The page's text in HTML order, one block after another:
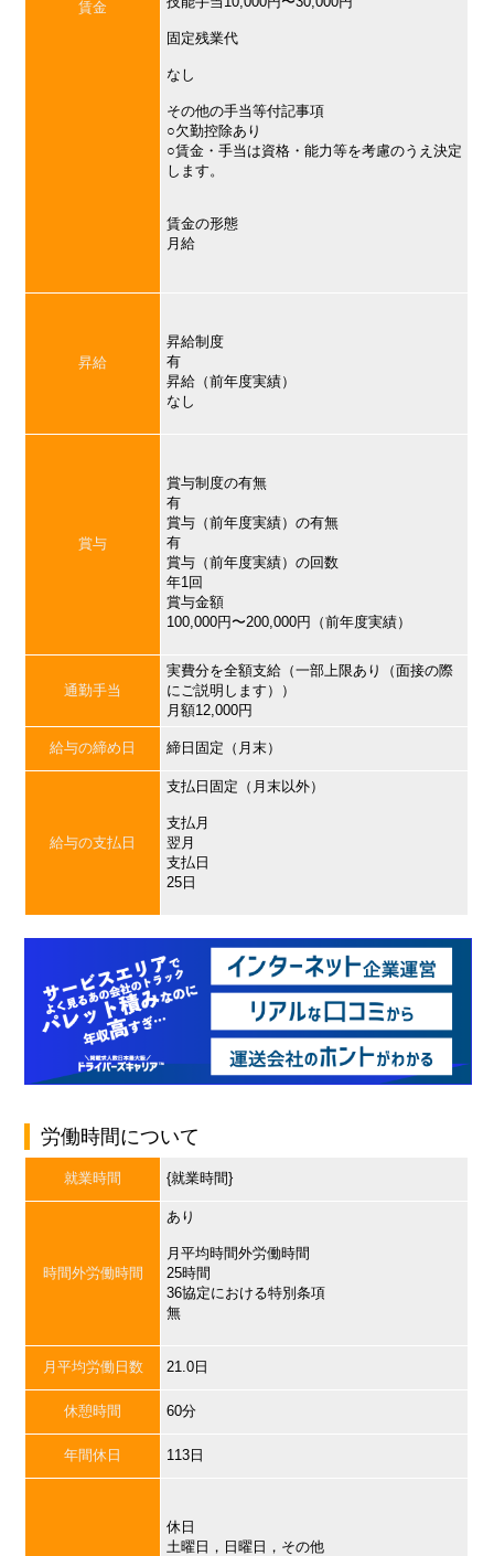
賃金
固定残業代
なし
その他の手当等付記事項
○欠勤控除あり
○賃金・手当は資格・能力等を考慮のうえ決定
します。
賃金の形態
月給
昇給
昇給制度
有
昇給（前年度実績）
なし
賞与
賞与制度の有無
有
賞与（前年度実績）の有無
有
賞与（前年度実績）の回数
年1回
賞与金額
100,000円〜200,000円（前年度実績）
通勤手当
実費分を全額支給（一部上限あり（面接の際
にご説明します））
月額12,000円
給与の締め日 締日固定（月末）
給与の支払日
支払日固定（月末以外）
支払月
翌月
支払日
25日
労働時間について
就業時間 {就業時間}
時間外労働時間
あり
月平均時間外労働時間
25時間
36協定における特別条項
無
月平均労働日数 21.0日
休憩時間 60分
年間休日 113日
休日
土曜日，日曜日，その他